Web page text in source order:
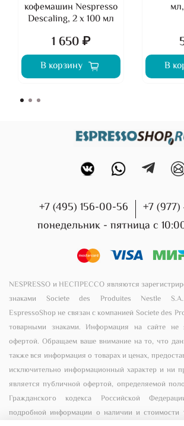
кофемашин Nespresso
Descaling, 2 х 100 мл
1 650 ₽
В корзину В
+7 (495) 156-00-56
+7 (977)
понедельник - пятница с
NESPRESSO и НЕСПРЕССО являются
знаками Societe des Produites Nestle S.A..
EspressoShop не связан с компанией Societe des
товарными знаками. Информация на сайте не
офертой. Обращаем ваше внимание на то, что
также вся информация о товарах и ценах,
исключительно информационный характер и ни
является публичной офертой, определяемой
Гражданского кодекса Российской
подробной информации о наличии и стоимости